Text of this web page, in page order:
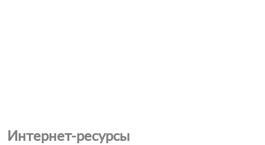
Интернет-ресурсы